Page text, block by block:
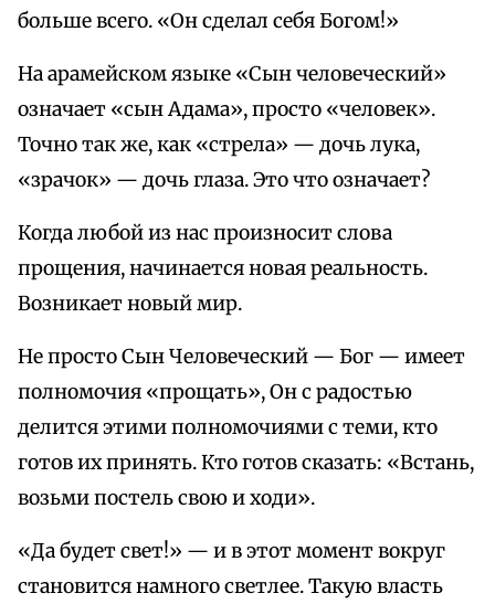
больше всего. «Он сделал себя Богом!»
На арамейском языке «Сын человеческий»
означает «сын Адама», просто «человек».
Точно так же, как «стрела» — дочь лука,
«зрачок» — дочь глаза. Это что означает?
Когда любой из нас произносит слова
прощения, начинается новая реальность.
Возникает новый мир.
Не просто Сын Человеческий — Бог — имеет
полномочия «прощать», Он с радостью
делится этими полномочиями с теми, кто
готов их принять. Кто готов сказать: «Встань,
возьми постель свою и ходи».
«Да будет свет!» — и в этот момент вокруг
становится намного светлее. Такую власть